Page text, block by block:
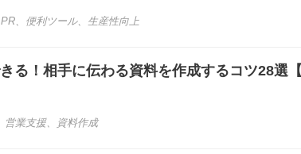
PR、 便利ツール、 生産性向上
る！相手に伝わる資料を作成するコツ28選
営業支援、 資料作成